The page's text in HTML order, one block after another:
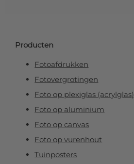
Producten
Fotoafdrukken
Fotovergrotingen
Foto op plexiglas (acrylglas)
Foto op aluminium
Foto op canvas
Foto op vurenhout
Tuinposters